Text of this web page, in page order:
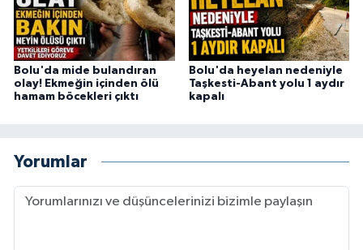
Bolu'da mide bulandıran
olay! Ekmeğin içinden ölü
hamam böcekleri çıktı
Bolu'da heyelan nedeniyle
Taşkesti-Abant yolu 1 aydır
kapalı
Yorumlar